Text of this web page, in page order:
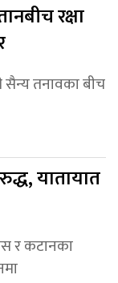
रक्षा
सैन्य तनावका बीच
यातायात
र कटानका